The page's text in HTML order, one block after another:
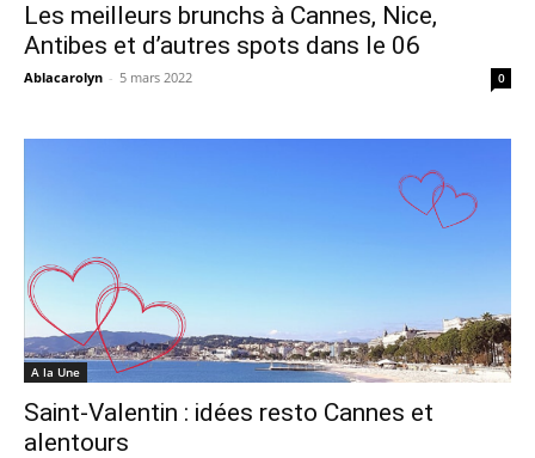
Les meilleurs brunchs à Cannes, Nice,
Antibes et d’autres spots dans le 06
Ablacarolyn - 5 mars 2022 0
A la Une
Saint-Valentin : idées resto Cannes et
alentours